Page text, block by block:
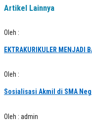
Artikel Lainnya
Oleh :
EKTRAKURIKULER MENJADI
Oleh :
Sosialisasi Akmil di SMA
Oleh : admin